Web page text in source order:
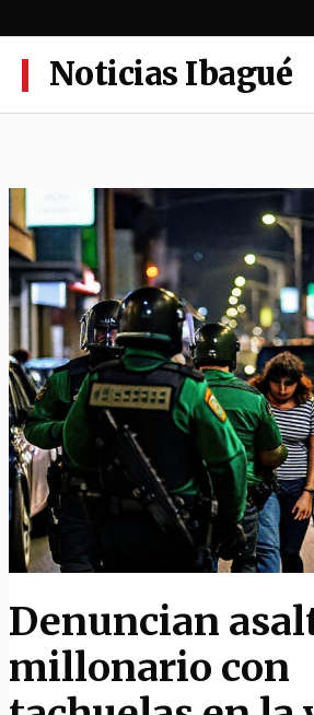
al
contenidoNoticias Ibagué
Denuncian
millonario con